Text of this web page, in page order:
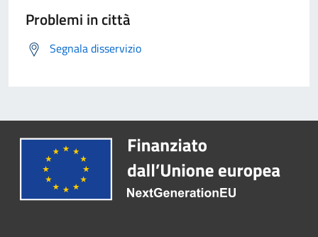
Problemi in città
Segnala disservizio